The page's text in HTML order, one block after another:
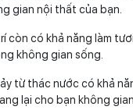
gian nội thất của bạn.
còn có khả năng làm
không gian sống.
từ thác nước có khả
lại cho bạn không